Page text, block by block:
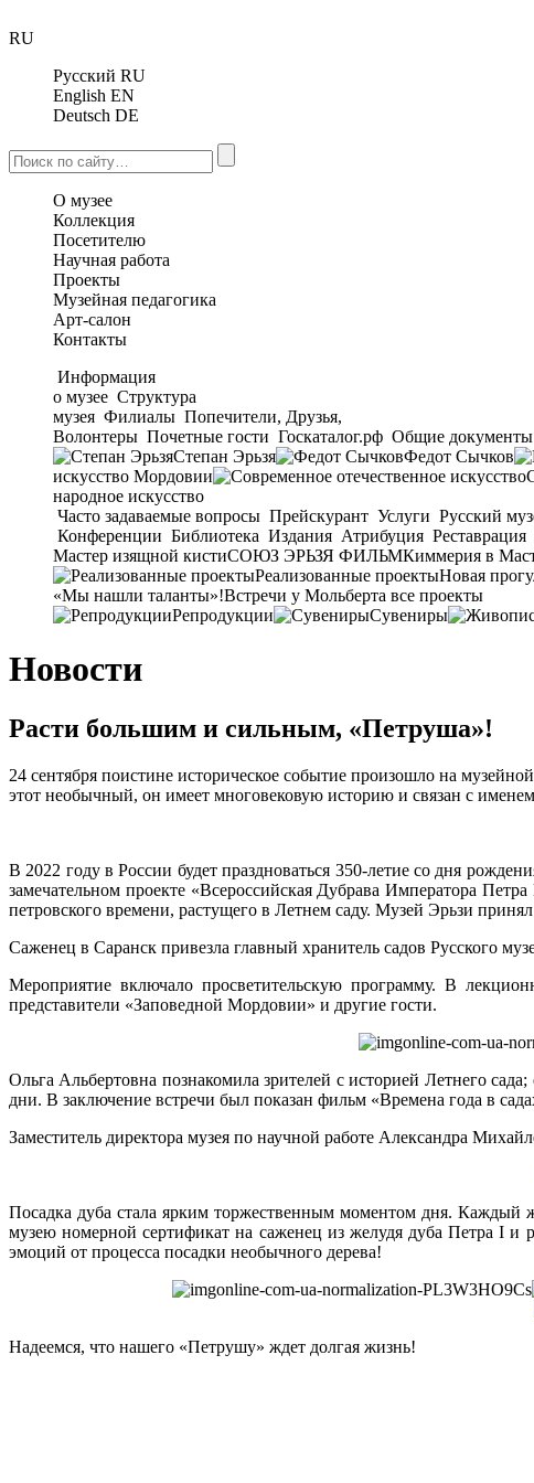
RU
Русский RU
English EN
Deutsch DE
О музее
Коллекция
Посетителю
Научная работа
Проекты
Музейная педагогика
Арт-салон
Контакты
Информация
о музее Структура
музея Филиалы Попечители, Друзья,
Волонтеры Почетные гости Госкаталог.рф Общие документы
Степан Эрьзя
Федот Сычков
искусство Мордовии
народное искусство
Часто задаваемые вопросы Прейскурант Услуги Русский
Конференции Библиотека Издания Атрибуция Реставрация
Мастер изящной кистиСОЮЗ ЭРЬЗЯ ФИЛЬМКиммерия в
Реализованные проектыНовая
«Мы нашли таланты»!Встречи у Мольберта все проекты
Репродукции
Сувениры
Новости
Расти большим и сильным, «Петруша»!
24 сентября поистине историческое событие произошло на
этот необычный, он имеет многовековую историю и связан с
В 2022 году в России будет праздноваться 350-летие со дня
замечательном проекте «Всероссийская Дубрава Императора
петровского времени, растущего в Летнем саду. Музей Эрьзи
Саженец в Саранск привезла главный хранитель садов Русского
Мероприятие включало просветительскую программу. В
представители «Заповедной Мордовии» и другие гости.
Ольга Альбертовна познакомила зрителей с историей Летнего
дни. В заключение встречи был показан фильм «Времена года в
Заместитель директора музея по научной работе Александра
Посадка дуба стала ярким торжественным моментом дня. Каждый
музею номерной сертификат на саженец из желудя дуба Петра I и
эмоций от процесса посадки необычного дерева!
Надеемся, что нашего «Петрушу» ждет долгая жизнь!